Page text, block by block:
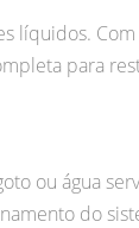
líquidos.
para
ou água
do